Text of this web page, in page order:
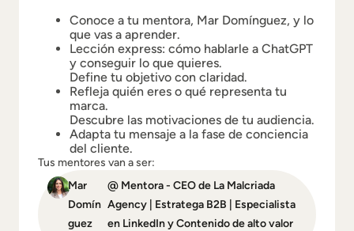
Conoce a tu mentora, Mar Domínguez, y lo
que vas a aprender.
Lección express: cómo hablarle a ChatGPT
y conseguir lo que quieres.
Define tu objetivo con claridad.
Refleja quién eres o qué representa tu
marca.
Descubre las motivaciones de tu audiencia.
Adapta tu mensaje a la fase de conciencia
del cliente.
Tus mentores van a ser:
Mar
Domín
guez
@ Mentora - CEO de La Malcriada
Agency | Estratega B2B | Especialista
en LinkedIn y Contenido de alto valor